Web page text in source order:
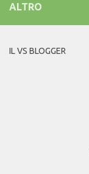
ALTRO
IL VS BLOGGER